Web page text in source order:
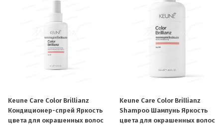
Keune Care Color Brillianz
Кондиционер-cпрей Яркость
цвета для окрашенных волос
Keune Care Color Brillianz
Shampoo Шампунь Яркость
цвета для окрашенных волос